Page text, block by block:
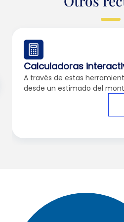
Calculadoras
A través de estas
desde un estimado del